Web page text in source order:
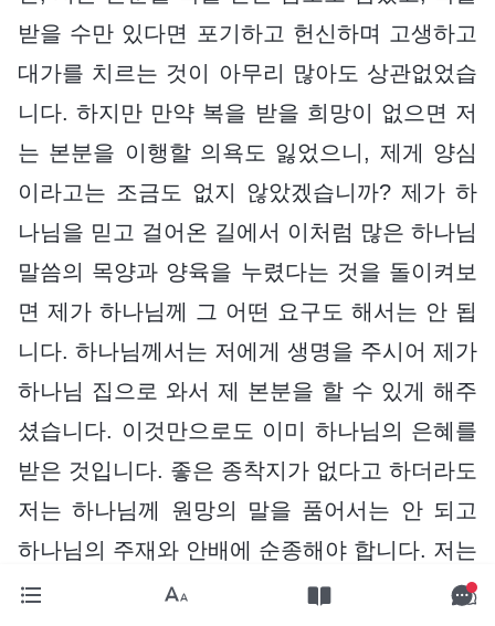
받을 수만 있다면 포기하고 헌신하며 고생하고
대가를 치르는 것이 아무리 많아도 상관없었습
니다. 하지만 만약 복을 받을 희망이 없으면 저
는 본분을 이행할 의욕도 잃었으니, 제게 양심
이라고는 조금도 없지 않았겠습니까? 제가 하
나님을 믿고 걸어온 길에서 이처럼 많은 하나님
말씀의 목양과 양육을 누렸다는 것을 돌이켜보
면 제가 하나님께 그 어떤 요구도 해서는 안 됩
니다. 하나님께서는 저에게 생명을 주시어 제가
하나님 집으로 와서 제 본분을 할 수 있게 해주
셨습니다. 이것만으로도 이미 하나님의 은혜를
받은 것입니다. 좋은 종착지가 없다고 하더라도
저는 하나님께 원망의 말을 품어서는 안 되고
하나님의 주재와 안배에 순종해야 합니다. 저는
생각할수록 하나님께 큰 빚을 진 것 같아 복을